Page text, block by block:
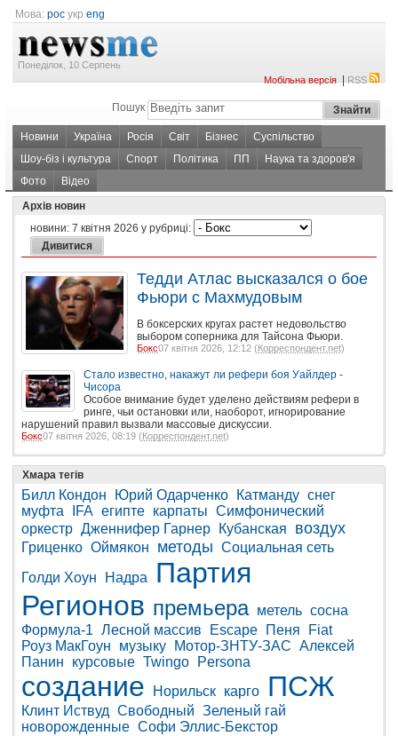
Мова: рос укр eng
Понеділок, 10 Серпень
Мобільна версія|RSS
Пошук
Новини Україна Росія Світ Бізнес
Суспільство
Шоу-біз і культура
Спорт Політика ПП
Наука та здоров'я
Фото
Відео
Архів новин
новини: 7 квітня 2026 у рубриці:
Тедди Атлас высказался о бое
Фьюри с Махмудовым
В боксерских кругах растет недовольство
выбором соперника для Тайсона Фьюри.
Бокс07 квітня 2026, 12:12 (Корреспондент.net)
Стало известно, накажут ли рефери боя Уайлдер -
Чисора
Особое внимание будет уделено действиям рефери в
ринге, чьи остановки или, наоборот, игнорирование
нарушений правил вызвали массовые дискуссии.
Бокс07 квітня 2026, 08:19 (Корреспондент.net)
Хмара тегів
Билл Кондон Юрий Одарченко Катманду снег
муфта
IFA египте карпаты Симфонический
оркестр Дженнифер Гарнер Кубанская воздух
Гриценко Оймякон методы Социальная сеть
Голди Хоун
Надра
Партия
Регионов премьера метель сосна
Формула-1 Лесной массив Escape Пеня
Fiat
Роуз МакГоун
музыку Мотор-ЗНТУ-ЗАС Алексей
Панин
курсовые Twingo Persona
создание Норильск карго ПСЖ
Клинт Иствуд Свободный Зеленый гай
новорожденные Софи Эллис-Бекстор